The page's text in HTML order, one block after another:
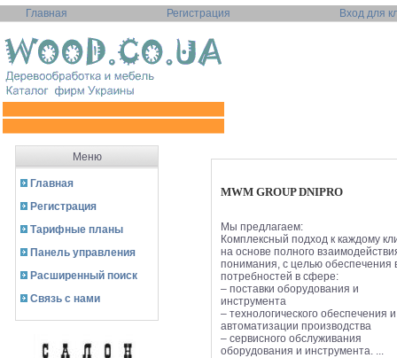
Главная Регистрация Вход для
Меню
Главная
Регистрация
Тарифные планы
Панель управления
Расширенный поиск
Связь с нами
MWM GROUP DNIPRO
Мы предлагаем:
Комплексный подход к каждому
на основе полного
понимания, с целью обеспечения
потребностей в сфере:
– поставки оборудования и
инструмента
– технологического обеспечения и
автоматизации производства
– сервисного обслуживания
оборудования и инструмента. ...